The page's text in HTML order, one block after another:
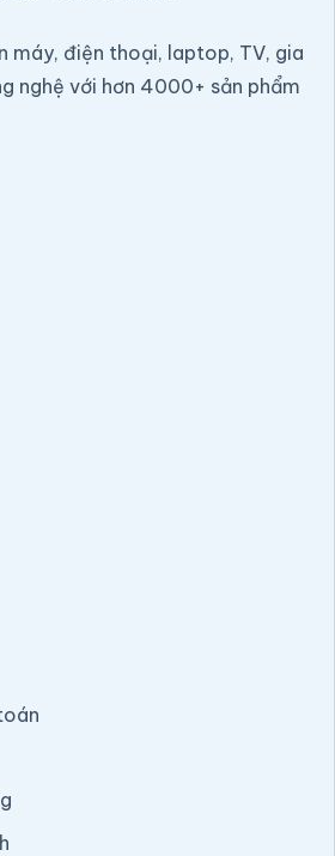
máy, điện thoại, laptop, TV, gia
nghệ với hơn 4000+ sản phẩm